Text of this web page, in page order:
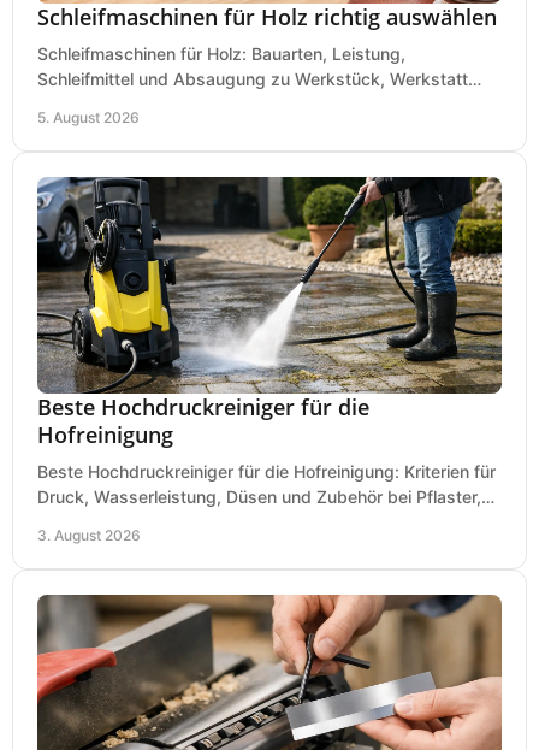
Schleifmaschinen für Holz richtig auswählen
Schleifmaschinen für Holz: Bauarten, Leistung,
Schleifmittel und Absaugung zu Werkstück, Werkstatt
5. August 2026
Beste Hochdruckreiniger für die
Hofreinigung
Beste Hochdruckreiniger für die Hofreinigung: Kriterien für
Druck, Wasserleistung, Düsen und Zubehör bei Pflaster,
3. August 2026